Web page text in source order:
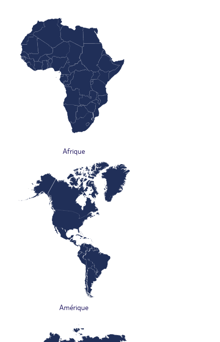
Afrique
Amérique